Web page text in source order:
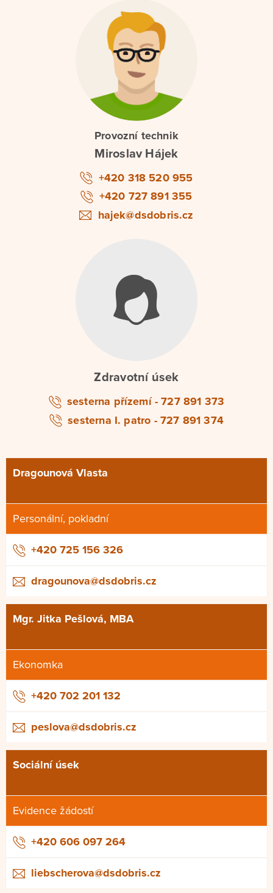
Provozní technik
Miroslav Hájek
+420 318 520 955
+420 727 891 355
hajek@dsdobris.cz
Zdravotní úsek
sesterna přízemí - 727 891 373
sesterna I. patro - 727 891 374
Dragounová Vlasta
Personální, pokladní
+420 725 156 326
dragounova@dsdobris.cz
Mgr. Jitka Pešlová, MBA
Ekonomka
+420 702 201 132
peslova@dsdobris.cz
Sociální úsek
Evidence žádostí
+420 606 097 264
liebscherova@dsdobris.cz